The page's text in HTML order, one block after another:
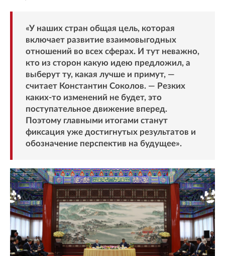
«У наших стран общая цель, которая
включает развитие взаимовыгодных
отношений во всех сферах. И тут неважно,
кто из сторон какую идею предложил, а
выберут ту, какая лучше и примут, —
считает Константин Соколов. — Резких
каких-то изменений не будет, это
поступательное движение вперед.
Поэтому главными итогами станут
фиксация уже достигнутых результатов и
обозначение перспектив на будущее».